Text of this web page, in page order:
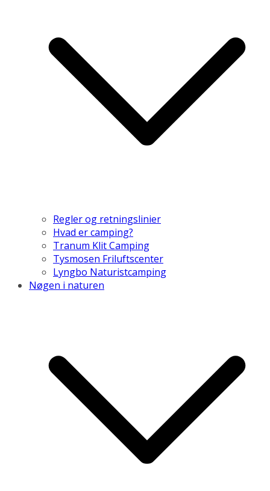
Regler og retningslinier
Hvad er camping?
Tranum Klit Camping
Tysmosen Friluftscenter
Lyngbo Naturistcamping
Nøgen i naturen